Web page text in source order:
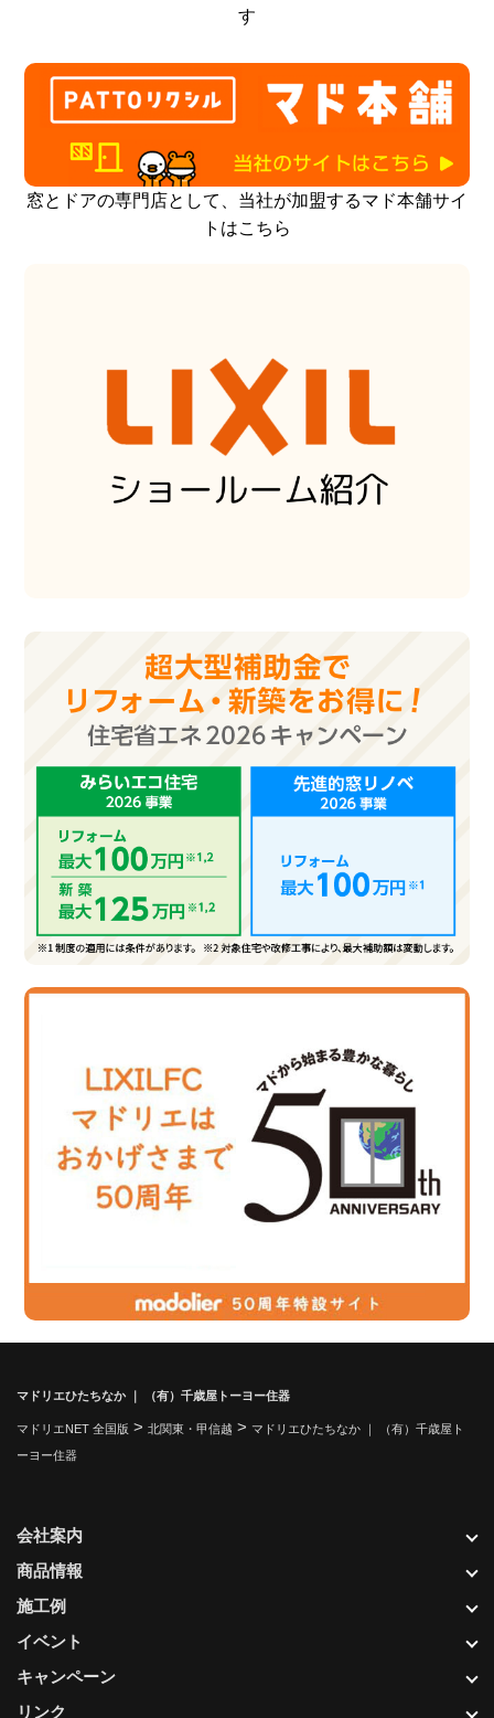
す
窓とドアの専門店として、当社が加盟するマド本舗サイ
トはこちら
マドリエひたちなか ｜ （有）千歳屋トーヨー住器
マドリエNET 全国版 > 北関東・甲信越 > マドリエひたちなか ｜ （有）千歳屋ト
ーヨー住器
会社案内
商品情報
施工例
イベント
キャンペーン
リンク